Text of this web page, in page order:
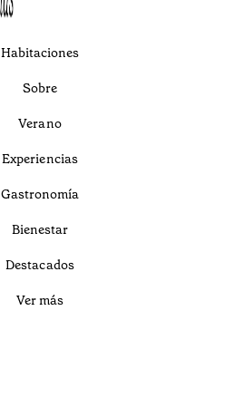
Habitaciones
Sobre
Verano
Experiencias
Gastronomía
Bienestar
Destacados
Ver más